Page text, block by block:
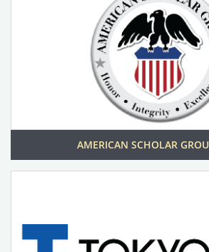
AMERICAN SCHOLAR